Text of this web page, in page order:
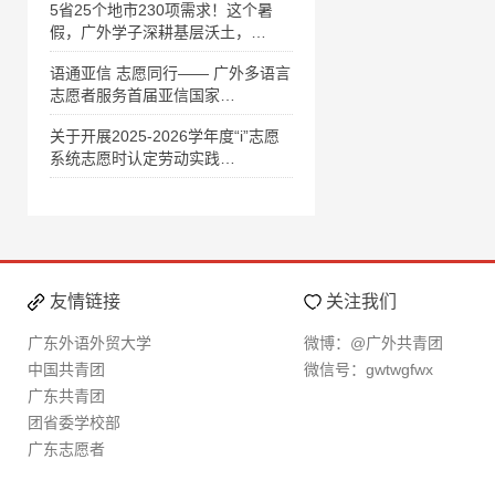
5省25个地市230项需求！这个暑
假，广外学子深耕基层沃土，…
语通亚信 志愿同行—— 广外多语言
志愿者服务首届亚信国家…
关于开展2025-2026学年度“i”志愿
系统志愿时认定劳动实践…
友情链接
广东外语外贸大学
中国共青团
广东共青团
团省委学校部
广东志愿者
关注我们
微博：@广外共青团
微信号：gwtwgfwx